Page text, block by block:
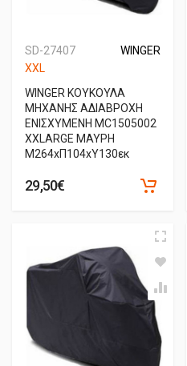
SD-27407
WINGER
XXL
WINGER ΚΟΥΚΟΥΛΑ
ΜΗΧΑΝΗΣ ΑΔΙΑΒΡΟΧΗ
ΕΝΙΣΧΥΜΕΝΗ MC1505002
XXLARGE ΜΑΥΡΗ
Μ264xΠ104xΥ130εκ
29,50€